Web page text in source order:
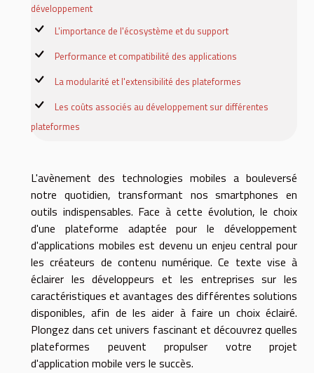
développement
L'importance de l'écosystème et du support
Performance et compatibilité des applications
La modularité et l'extensibilité des plateformes
Les coûts associés au développement sur différentes
plateformes
L'avènement des technologies mobiles a bouleversé
notre quotidien, transformant nos smartphones en
outils indispensables. Face à cette évolution, le choix
d'une plateforme adaptée pour le développement
d'applications mobiles est devenu un enjeu central pour
les créateurs de contenu numérique. Ce texte vise à
éclairer les développeurs et les entreprises sur les
caractéristiques et avantages des différentes solutions
disponibles, afin de les aider à faire un choix éclairé.
Plongez dans cet univers fascinant et découvrez quelles
plateformes peuvent propulser votre projet
d'application mobile vers le succès.